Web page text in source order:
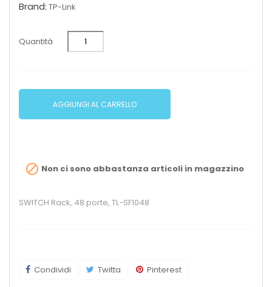
Brand: TP-Link
Quantità
AGGIUNGI AL CARRELLO
 Non ci sono abbastanza articoli in magazzino
SWITCH Rack, 48 porte, TL-SF1048
Condividi Twitta Pinterest